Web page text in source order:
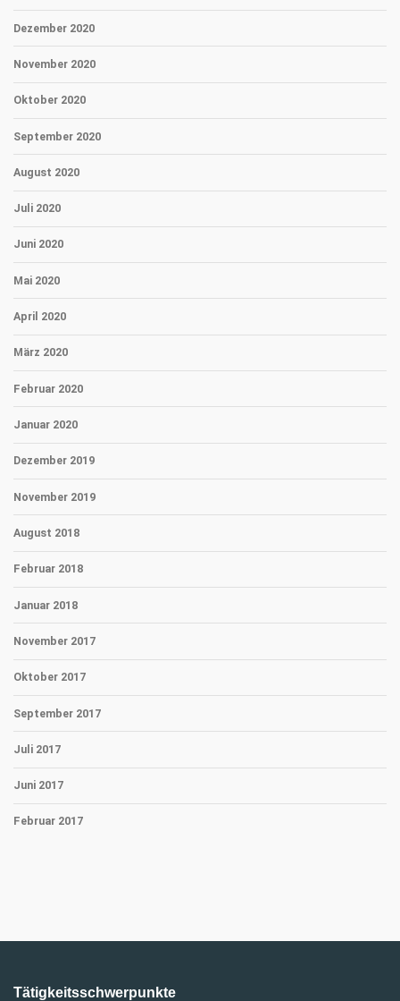
Dezember 2020
November 2020
Oktober 2020
September 2020
August 2020
Juli 2020
Juni 2020
Mai 2020
April 2020
März 2020
Februar 2020
Januar 2020
Dezember 2019
November 2019
August 2018
Februar 2018
Januar 2018
November 2017
Oktober 2017
September 2017
Juli 2017
Juni 2017
Februar 2017
Tätigkeitsschwerpunkte